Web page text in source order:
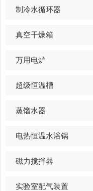
制冷水循环器
真空干燥箱
万用电炉
超级恒温槽
蒸馏水器
电热恒温水浴锅
磁力搅拌器
实验室配气装置